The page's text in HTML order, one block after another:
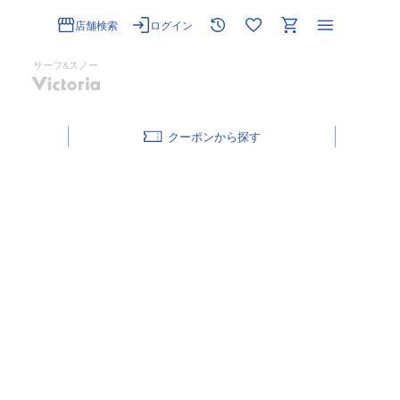
店舗検索 ログイン
サーフ&スノー
クーポン